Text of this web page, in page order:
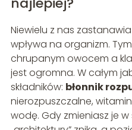
Niewielu z nas
wpływa na organizm.
chrupanym owocem a
jest ogromna. W całym
składników: błonnik
nierozpuszczalne,
wodę. Gdy zmieniasz je